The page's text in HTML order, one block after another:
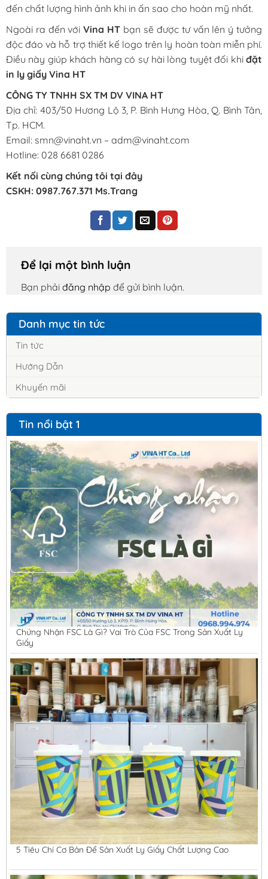
Danh mục tin tức
Tin tức
Hướng Dẫn
Khuyến mãi
Tin nổi bật 1
Chứng Nhận FSC Là Gì? Vai Trò Của FSC Trong Sản Xuất Ly
Giấy
5 Tiêu Chí Cơ Bản Để Sản Xuất Ly Giấy Chất Lượng Cao
đến chất lượng hình ảnh khi in ấn sao cho hoàn mỹ nhất.
Ngoài ra đến vớiVina HT bạn sẽ được tư vấn lên ý tưởng
độc đáo và hỗ trợ thiết kế logo trên ly hoàn toàn miễn phí.
Điều này giúp khách hàng có sự hài lòng tuyệt đối khiđặt
in ly giấy Vina HT
CÔNG TY TNHH SX TM DV VINA HT
Địa chỉ: 403/50 Hương Lộ 3, P. Bình Hưng Hòa, Q. Bình Tân,
Tp. HCM.
Email: smn@vinaht.vn – adm@vinaht.com
Hotline: 028 6681 0286
Kết nối cùng chúng tôi tại đây
CSKH: 0987.767.371 Ms.Trang
Để lại một bình luận
Bạn phải đăng nhập để gửi bình luận.